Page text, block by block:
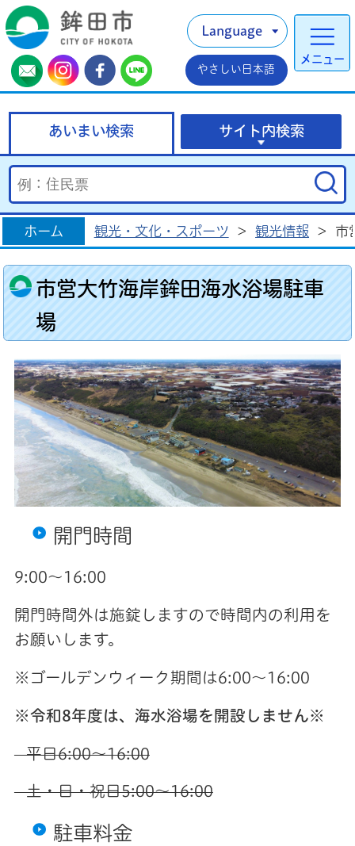
メニュー
Language
やさしい日本語
あいまい検索 サイト内検索
ホーム 観光・文化・スポーツ > 観光情報 > 市
市営大竹海岸鉾田海水浴場駐車
場
開門時間
9:00～16:00
開門時間外は施錠しますので時間内の利用を
お願いします。
※ゴールデンウィーク期間は6:00～16:00
※令和8年度は、海水浴場を開設しません※
平日6:00〜16:00
土・日・祝日5:00〜16:00
駐車料金